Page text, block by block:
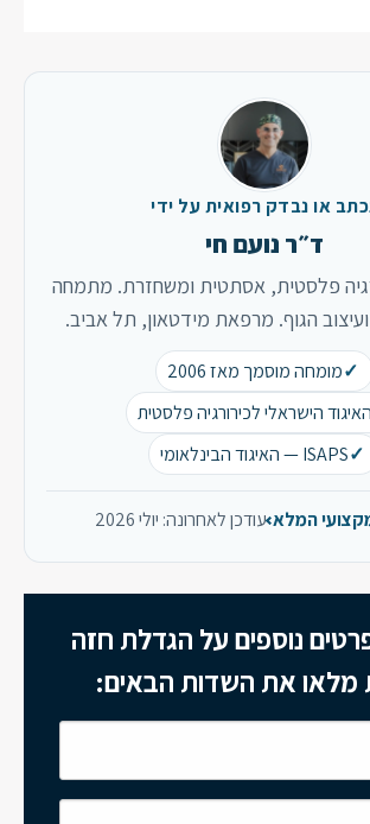
או נבדק רפואית על ידי
ד״ר נועם חי
פלסטית, אסתטית ומשחזרת. מתמחה
ועיצוב הגוף. מרפאת מידטאון, תל אביב.
מומחה מוסמך מאז 2006
האיגוד הישראלי לכירורגיה פלסטית
ISAPS — האיגוד הבינלאומי
המלא עודכן לאחרונה: יולי 2026
נוספים על הגדלת חזה
מלאו את השדות הבאים: